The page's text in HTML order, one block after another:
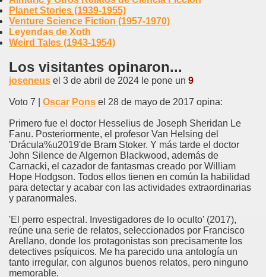
Planet Stories (1939-1955)
Venture Science Fiction (1957-1970)
Leyendas de Xoth
Weird Tales (1943-1954)
Los visitantes opinaron...
joseneus el 3 de abril de 2024 le pone un 9
Voto 7 | Oscar Pons el 28 de mayo de 2017 opina:
Primero fue el doctor Hesselius de Joseph Sheridan Le
Fanu. Posteriormente, el profesor Van Helsing del
'Drácula%u2019'de Bram Stoker. Y más tarde el doctor
John Silence de Algernon Blackwood, además de
Carnacki, el cazador de fantasmas creado por William
Hope Hodgson. Todos ellos tienen en común la habilidad
para detectar y acabar con las actividades extraordinarias
y paranormales.
'El perro espectral. Investigadores de lo oculto' (2017),
reúne una serie de relatos, seleccionados por Francisco
Arellano, donde los protagonistas son precisamente los
detectives psíquicos. Me ha parecido una antología un
tanto irregular, con algunos buenos relatos, pero ninguno
memorable.